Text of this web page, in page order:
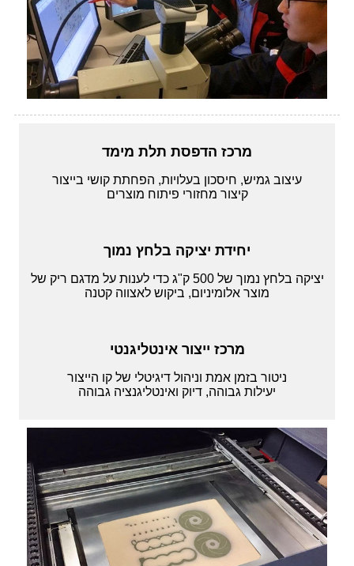
מרכז הדפסת תלת מימד
עיצוב גמיש, חיסכון בעלויות, הפחתת קושי בייצור
קיצור מחזורי פיתוח מוצרים
יחידת יציקה בלחץ נמוך
יציקה בלחץ נמוך של 500 ק"ג כדי לענות על מדגם ריק של
מוצר אלומיניום, ביקוש לאצווה קטנה
מרכז ייצור אינטליגנטי
ניטור בזמן אמת וניהול דיגיטלי של קו הייצור
יעילות גבוהה, דיוק ואינטליגנציה גבוהה